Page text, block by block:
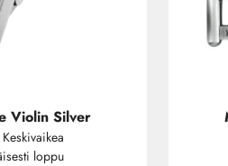
Violin Silver
loppu